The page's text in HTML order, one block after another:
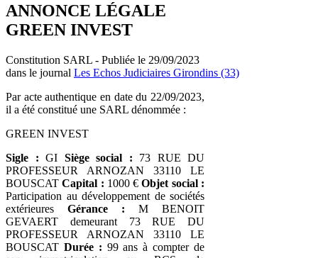
ANNONCE LÉGALE
GREEN INVEST
Constitution SARL - Publiée le 29/09/2023
dans le journal Les Echos Judiciaires Girondins (33)
Par acte authentique en date du 22/09/2023,
il a été constitué une SARL dénommée :
GREEN INVEST
Sigle : GI Siège social : 73 RUE DU
PROFESSEUR ARNOZAN 33110 LE
BOUSCATCapital : 1000 €Objet social :
Participation au développement de sociétés
extérieures Gérance : M BENOIT
GEVAERT demeurant 73 RUE DU
PROFESSEUR ARNOZAN 33110 LE
BOUSCAT Durée : 99 ans à compter de